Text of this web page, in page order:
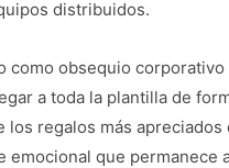
distribuidos.
obsequio
a toda la plantilla de
regalos más apreciados
que permanece